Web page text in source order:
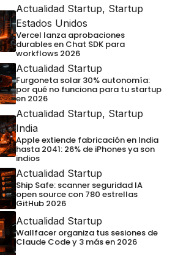
Actualidad Startup, Startup
Estados Unidos
Vercel lanza aprobaciones
durables en Chat SDK para
workflows 2026
Actualidad Startup
Furgoneta solar 30% autonomía:
por qué no funciona para tu startup
en 2026
Actualidad Startup, Startup
India
Apple extiende fabricación en India
hasta 2041: 26% de iPhones ya son
indios
Actualidad Startup
Ship Safe: scanner seguridad IA
open source con 780 estrellas
GitHub 2026
Actualidad Startup
Wallfacer organiza tus sesiones de
Claude Code y 3 más en 2026